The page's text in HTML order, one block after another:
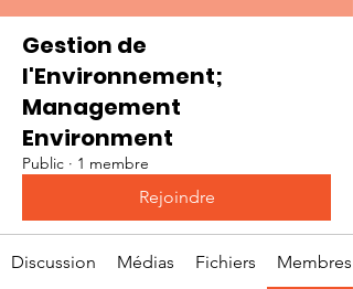
Gestion de
l'Environnement;
Management
Environment
Public · 1 membre
Rejoindre
Discussion Médias Fichiers Membres